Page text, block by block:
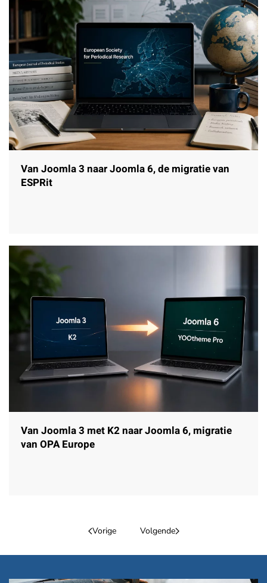
Van Joomla 3 naar Joomla 6, de migratie van
ESPRit
Van Joomla 3 met K2 naar Joomla 6, migratie
van OPA Europe
Vorige Volgende